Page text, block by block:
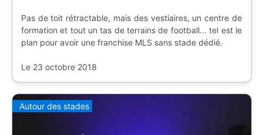
Pas de toit rétractable, mais des vestiaires, un centre de
formation et tout un tas de terrains de football... tel est le
plan pour avoir une franchise MLS sans stade dédié.
Le 23 octobre 2018
Autour des stades